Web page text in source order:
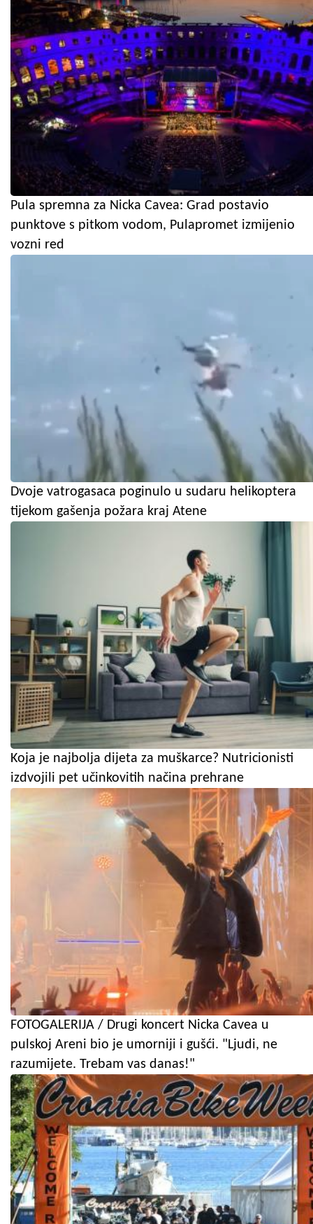
Pula spremna za Nicka Cavea: Grad postavio
punktove s pitkom vodom, Pulapromet izmijenio
vozni red
Dvoje vatrogasaca poginulo u sudaru helikoptera
tijekom gašenja požara kraj Atene
Koja je najbolja dijeta za muškarce? Nutricionisti
izdvojili pet učinkovitih načina prehrane
FOTOGALERIJA / Drugi koncert Nicka Cavea u
pulskoj Areni bio je umorniji i gušći. "Ljudi, ne
razumijete. Trebam vas danas!"